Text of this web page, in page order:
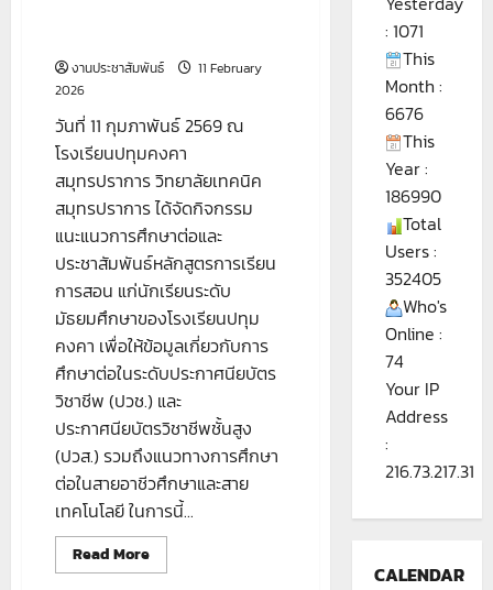
งานประชาสัมพันธ์
11 February
2026
วันที่ 11 กุมภาพันธ์ 2569 ณ
โรงเรียนปทุมคงคา
สมุทรปราการ วิทยาลัยเทคนิค
สมุทรปราการ ได้จัดกิจกรรม
แนะแนวการศึกษาต่อและ
ประชาสัมพันธ์หลักสูตรการเรียน
การสอน แก่นักเรียนระดับ
มัธยมศึกษาของโรงเรียนปทุม
คงคา เพื่อให้ข้อมูลเกี่ยวกับการ
ศึกษาต่อในระดับประกาศนียบัตร
วิชาชีพ (ปวช.) และ
ประกาศนียบัตรวิชาชีพชั้นสูง
(ปวส.) รวมถึงแนวทางการศึกษา
ต่อในสายอาชีวศึกษาและสาย
เทคโนโลยี ในการนี้...
Read MoreRead
more
: 1071
This
Month :
6676
This
Year :
186990
Total
Users :
352405
Who's
Online :
74
Your IP
Address
:
216.73.217.31
CALENDAR